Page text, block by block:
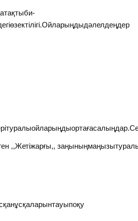
,,Жетіжарғы,,